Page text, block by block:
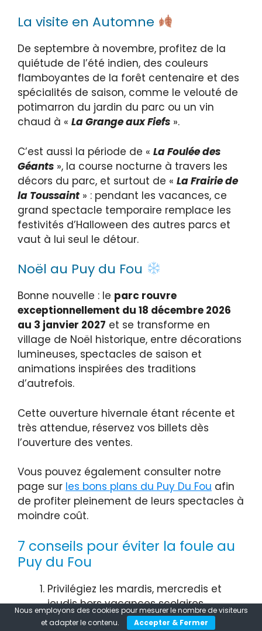
La visite en Automne
De septembre à novembre, profitez de la
quiétude de l’été indien, des couleurs
flamboyantes de la forêt centenaire et des
spécialités de saison, comme le velouté de
potimarron du jardin du parc ou un vin
chaud à « La Grange aux Fiefs ».
C’est aussi la période de « La Foulée des
Géants », la course nocturne à travers les
décors du parc, et surtout de « La Frairie de
la Toussaint » : pendant les vacances, ce
grand spectacle temporaire remplace les
festivités d’Halloween des autres parcs et
vaut à lui seul le détour.
Noël au Puy du Fou
Bonne nouvelle : le parc rouvre
exceptionnellement du 18 décembre 2026
au 3 janvier 2027 et se transforme en
village de Noël historique, entre décorations
lumineuses, spectacles de saison et
animations inspirées des traditions
d’autrefois.
Cette ouverture hivernale étant récente et
très attendue, réservez vos billets dès
l’ouverture des ventes.
Vous pouvez également consulter notre
page sur les bons plans du Puy Du Fou afin
de profiter pleinement de leurs spectacles à
moindre coût.
7 conseils pour éviter la foule au
Puy du Fou
Privilégiez les mardis, mercredis et
jeudis hors vacances scolaires.
Évitez les vendredis et samedis de juin
Nous employons des cookies pour mesurer le nombre de visiteurs
et adapter le contenu.
Accepter & Fermer